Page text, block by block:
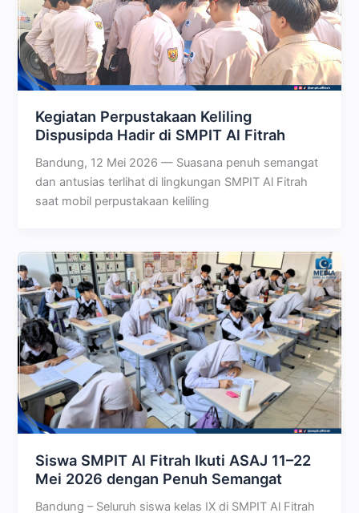
Kegiatan Perpustakaan Keliling
Dispusipda Hadir di SMPIT Al Fitrah
Bandung, 12 Mei 2026 — Suasana penuh semangat
dan antusias terlihat di lingkungan SMPIT Al Fitrah
saat mobil perpustakaan keliling
Siswa SMPIT Al Fitrah Ikuti ASAJ 11–22
Mei 2026 dengan Penuh Semangat
Bandung – Seluruh siswa kelas IX di SMPIT Al Fitrah